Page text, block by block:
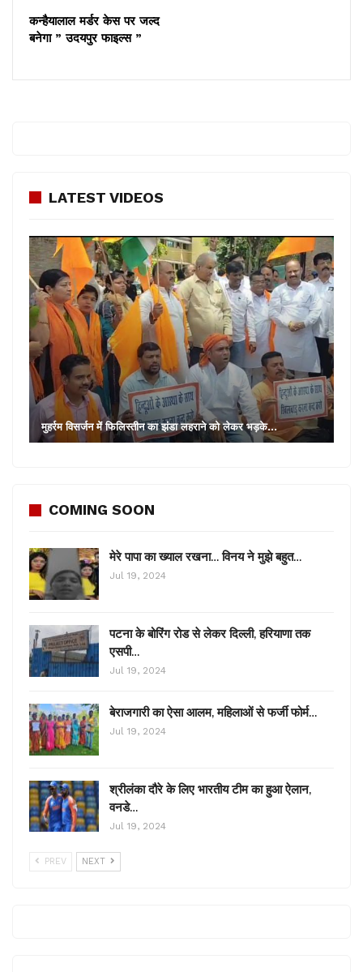
कन्हैयालाल मर्डर केस पर जल्द
बनेगा ” उदयपुर फाइल्स ”
LATEST VIDEOS
मुहर्रम विसर्जन में फिलिस्तीन का झंडा लहराने को लेकर भड़के…
COMING SOON
मेरे पापा का ख्याल रखना… विनय ने मुझे बहुत…
Jul 19, 2024
पटना के बोरिंग रोड से लेकर दिल्ली, हरियाणा तक
एसपी…
Jul 19, 2024
बेराजगारी का ऐसा आलम, महिलाओं से फर्जी फोर्म…
Jul 19, 2024
श्रीलंका दौरे के लिए भारतीय टीम का हुआ ऐलान,
वनडे…
Jul 19, 2024
PREV NEXT